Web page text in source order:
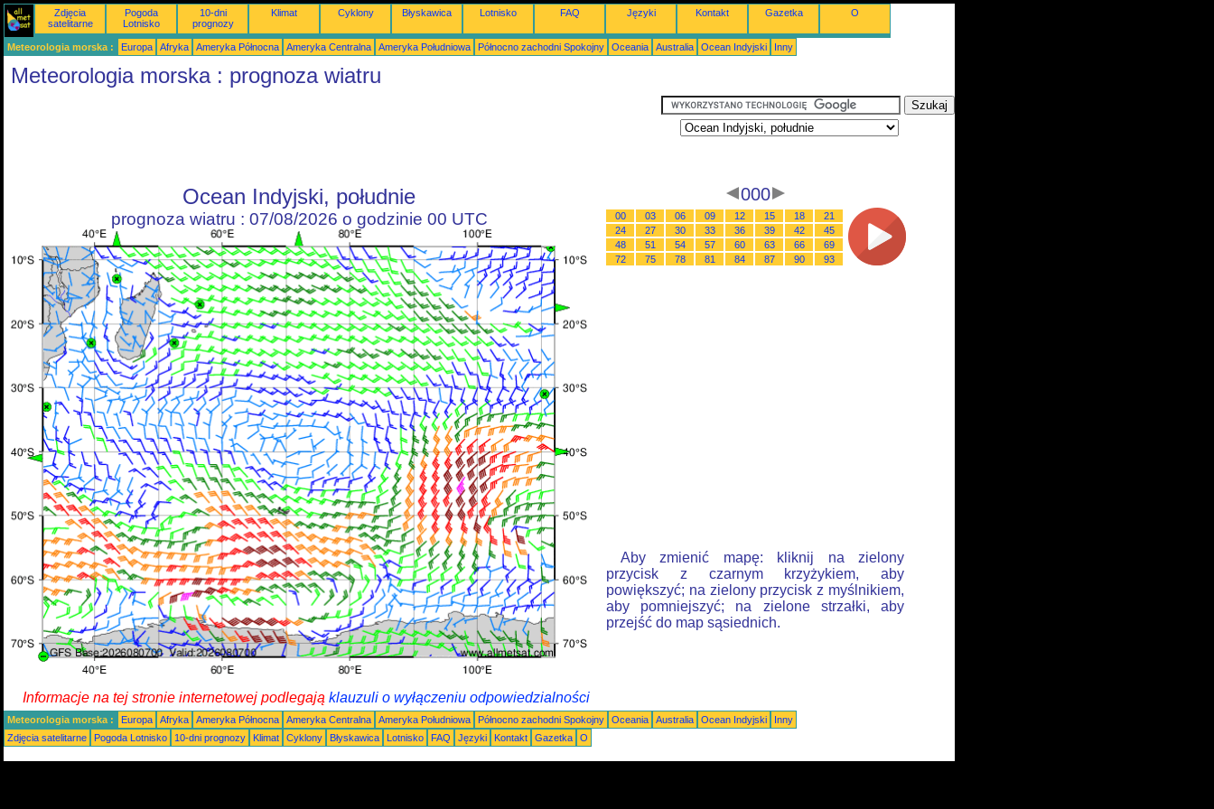
Zdjęcia
satelitarne
Pogoda
Lotnisko
10-dni
prognozy
Klimat Cyklony Błyskawica Lotnisko FAQ Języki Kontakt Gazetka O
Meteorologia morska : Europa Afryka Ameryka Północna Ameryka Centralna Ameryka Południowa Północno zachodni Spokojny Oceania Australia Ocean Indyjski Inny
Meteorologia morska : prognoza wiatru
Ocean Indyjski, południe
prognoza wiatru : 07/08/2026 o godzinie 00 UTC
000
00 03 06 09 12 15 18
21
24
27 30 33 36 39 42
45
48
51 54 57 60 63 66
69
72
75 78 81 84 87 90 93
Aby zmienić mapę: kliknij na zielony
przycisk z czarnym krzyżykiem, aby
powiększyć; na zielony przycisk z myślnikiem,
aby pomniejszyć; na zielone strzałki, aby
przejść do map sąsiednich.
Informacje na tej stronie internetowej podlegają klauzuli o wyłączeniu odpowiedzialności
Meteorologia morska : Europa Afryka Ameryka Północna Ameryka Centralna Ameryka Południowa Północno zachodni Spokojny Oceania Australia Ocean Indyjski
Inny
Zdjęcia satelitarne
Pogoda Lotnisko 10-dni prognozy Klimat Cyklony Błyskawica Lotnisko FAQ Języki Kontakt Gazetka O